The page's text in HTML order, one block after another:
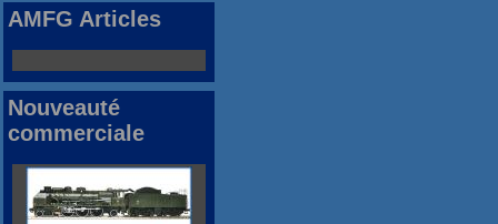
AMFG Articles
Nouveauté
commerciale